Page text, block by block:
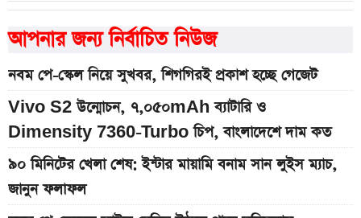
আপনার জন্য নির্বাচিত নিউজ
নবম পে-স্কেল নিয়ে সুখবর, শিগগিরই প্রকাশ হচ্ছে গেজেট
Vivo S2 উন্মোচন, ৭,০৫০mAh ব্যাটারি ও
Dimensity 7360-Turbo চিপ, বাংলাদেশে দাম কত
৯০ মিনিটের খেলা শেষ: ইন্টার মায়ামি বনাম সান লুইস ম্যাচ,
জানুন ফলাফল